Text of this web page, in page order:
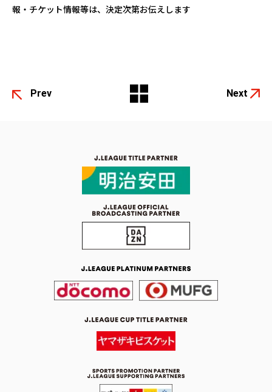
報・チケット情報等は、決定次第お伝えします
Prev Next